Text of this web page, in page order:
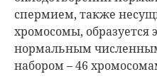
спермием, также
хромосомы, образуется
нормальным
набором – 46